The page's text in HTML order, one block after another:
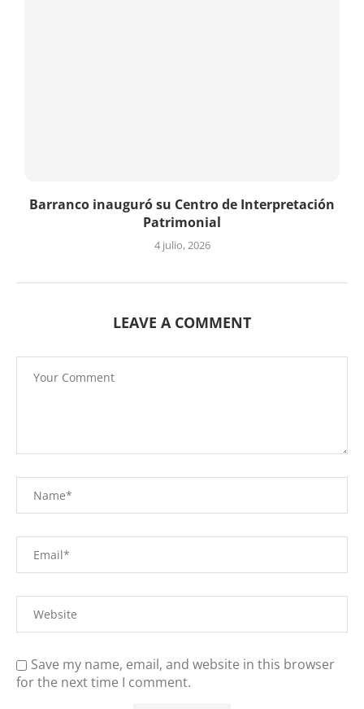
Barranco inauguró su Centro de Interpretación
Patrimonial
4 julio, 2026
LEAVE A COMMENT
Save my name, email, and website in this browser
for the next time I comment.